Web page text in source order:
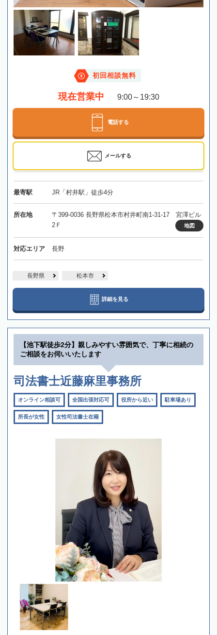
初回相談無料
現在営業中 9:00～19:30
電話する
メールする
最寄駅 JR「村井駅」徒歩4分
所在地
〒399-0036 長野県松本市村井町南1-31-17 宮澤ビル
2Ｆ
地図
対応エリア 長野
長野県 松本市
詳細を見る
【池下駅徒歩2分】親しみやすい雰囲気で、丁寧に相続の
ご相談をお伺いいたします
司法書士近藤麻里事務所
オンライン相談可 全国出張対応可 役所から近い 駐車場あり
所長が女性 女性司法書士在籍